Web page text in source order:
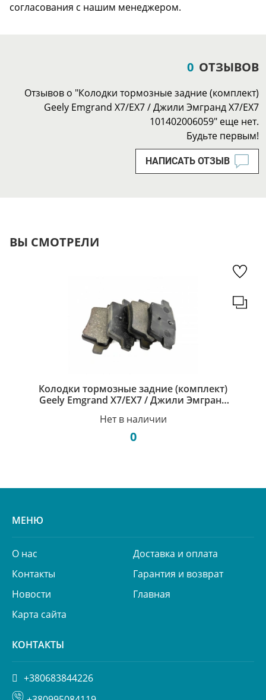
согласования с нашим менеджером.
0 ОТЗЫВОВ
Отзывов о "Колодки тормозные задние (комплект)
Geely Emgrand X7/EX7 / Джили Эмгранд Х7/ЕХ7
101402006059" еще нет.
Будьте первым!
НАПИСАТЬ ОТЗЫВ
ВЫ СМОТРЕЛИ
Колодки тормозные задние (комплект)
Geely Emgrand X7/EX7 / Джили Эмгранд
Нет в наличии
0
МЕНЮ
О нас
Доставка и оплата
Контакты
Гарантия и возврат
Новости
Главная
Карта сайта
КОНТАКТЫ
+380683844226